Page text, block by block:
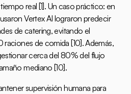
real [1]. Un caso práctico: en
Vertex AI lograron predecir
de catering, evitando el
raciones de comida [10]. Además,
cerca del 80% del flujo
mediano [10].
supervisión humana para